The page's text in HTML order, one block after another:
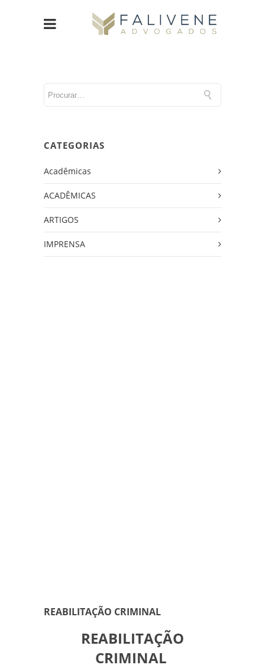
CATEGORIAS
Acadêmicas
ACADÊMICAS
ARTIGOS
IMPRENSA
REABILITAÇÃO CRIMINAL
REABILITAÇÃO
CRIMINAL